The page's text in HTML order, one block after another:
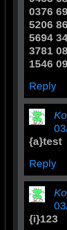
0376
5206
5694
3781
1546
Reply
{a}test
Reply
{i}123